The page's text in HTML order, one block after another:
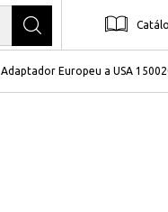
Adaptador Europeu a USA